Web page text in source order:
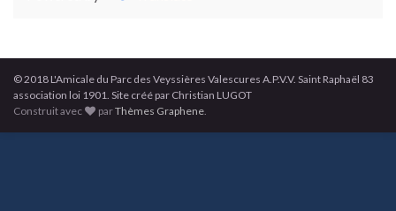
© 2018 L'Amicale du Parc des Veyssières Valescures A.P.V.V. Saint Raphaël 83
association loi 1901. Site créé par Christian LUGOT
Construit avec
parThèmes Graphene